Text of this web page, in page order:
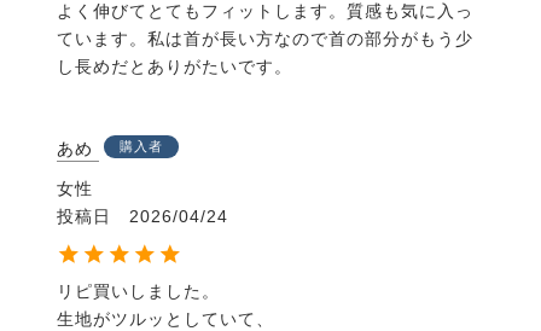
よく伸びてとてもフィットします。質感も気に入っ
ています。私は首が長い方なので首の部分がもう少
し長めだとありがたいです。
あめ 購入者
女性
投稿日
2026/04/24
リピ買いしました。
生地がツルッとしていて、